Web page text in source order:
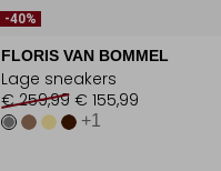
-40%
FLORIS VAN BOMMEL
Lage sneakers
€ 259,99 € 155,99
+1